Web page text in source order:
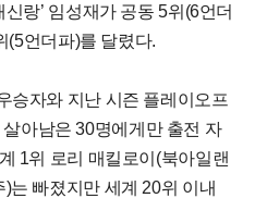
랑’ 임성재가 공동 5위(6언더
(5언더파)를 달렸다.
승자와 지난 시즌 플레이오프
아남은 30명에게만 출전 자
1위 로리 매킬로이(북아일랜
는 빠졌지만 세계 20위 이내